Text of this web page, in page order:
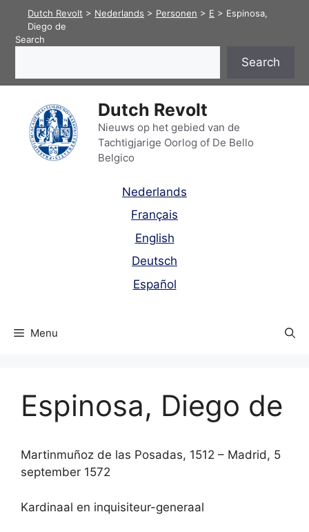
content
Dutch Revolt > Nederlands > Personen > E > Espinosa,
Diego de
Search
Search
Dutch Revolt
Nieuws op het gebied van de
Tachtigjarige Oorlog of De Bello
Belgico
Nederlands
Français
English
Deutsch
Español
Menu
Espinosa, Diego de
Martinmuñoz de las Posadas, 1512 – Madrid, 5
september 1572
Kardinaal en inquisiteur-generaal